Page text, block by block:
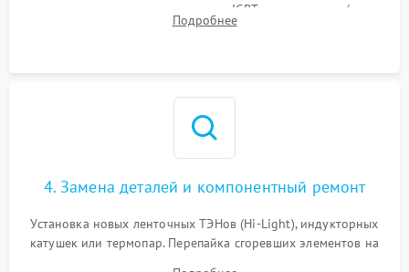
модуля, реле, диодных мостов и IGBT-транзисторов (для
индукции). Проверка кранов и газ-контроля (для газовых
Подробнее
4. Замена деталей и компонентный ремонт
Установка новых ленточных ТЭНов (Hi-Light), индукторных
катушек или термопар. Перепайка сгоревших элементов на